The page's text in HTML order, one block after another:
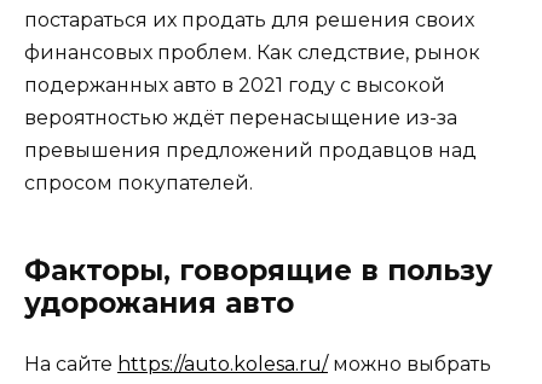
постараться их продать для решения своих
финансовых проблем. Как следствие, рынок
подержанных авто в 2021 году с высокой
вероятностью ждёт перенасыщение из-за
превышения предложений продавцов над
спросом покупателей.
Факторы, говорящие в пользу
удорожания авто
На сайте https://auto.kolesa.ru/можно выбрать